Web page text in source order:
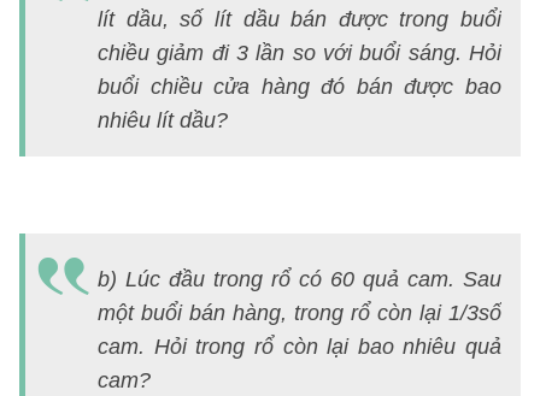
lít dầu, số lít dầu bán được trong buổi
chiều giảm đi 3 lần so với buổi sáng. Hỏi
buổi chiều cửa hàng đó bán được bao
nhiêu lít dầu?
b) Lúc đầu trong rổ có 60 quả cam. Sau
một buổi bán hàng, trong rổ còn lại 1/3số
cam. Hỏi trong rổ còn lại bao nhiêu quả
cam?